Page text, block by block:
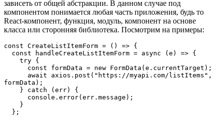
зависеть от общей абстракции. В данном случае под
компонентом понимается любая часть приложения, будь то
React-компонент, функция, модуль, компонент на основе
класса или сторонняя библиотека. Посмотрим на примеры:
const CreateListItemForm = () => {
  const handleCreateListItemForm = async (e) => {
    try {
      const formData = new FormData(e.currentTarget);
formData);
    } catch (err) {
      console.error(err.message);
    }
  };